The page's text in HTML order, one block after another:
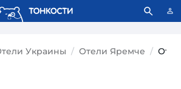
сookie-файлы. Что это значит?
Украины Отели Яремче